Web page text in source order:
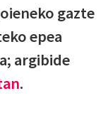
gazte
epea
argibide
.